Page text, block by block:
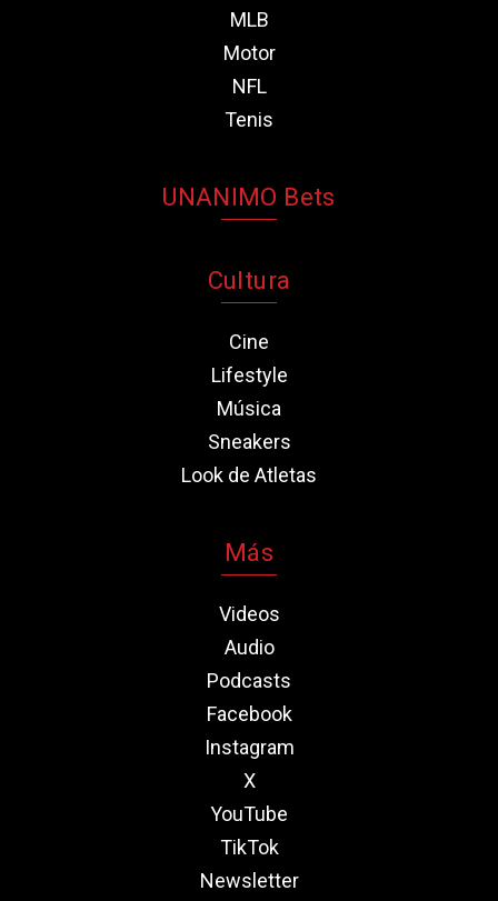
MLB
Motor
NFL
Tenis
UNANIMO Bets
Cultura
Cine
Lifestyle
Música
Sneakers
Look de Atletas
Más
Videos
Audio
Podcasts
Facebook
Instagram
X
YouTube
TikTok
Newsletter